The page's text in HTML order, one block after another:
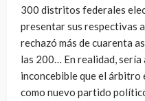
300 distritos federales
presentar sus respectivas
rechazó más de cuarenta
las 200… En realidad,
inconcebible que el
como nuevo partido